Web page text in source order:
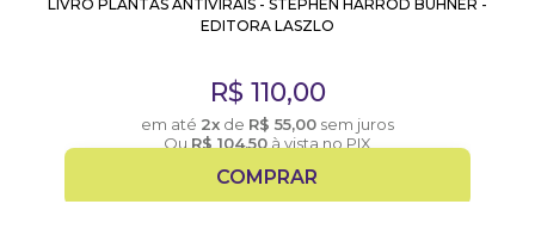
LIVRO PLANTAS ANTIVIRAIS - STEPHEN HARROD BUHNER -
EDITORA LASZLO
R$ 110,00
em até 2x de R$ 55,00 sem juros
Ou R$ 104,50 à vista no PIX
COMPRAR